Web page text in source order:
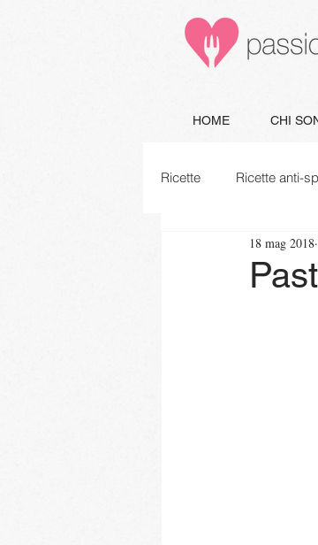
HOME CHI
Ricette Ricette anti-
Minestre e Zuppe
18 mag 2018